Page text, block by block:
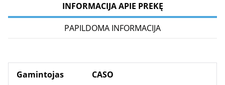
INFORMACIJA APIE PREKĘ
PAPILDOMA INFORMACIJA
Gamintojas CASO